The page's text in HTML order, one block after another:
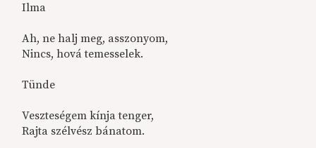
Ilma
Ah, ne halj meg, asszonyom,
Nincs, hová temesselek.
Tünde
Veszteségem kínja tenger,
Rajta szélvész bánatom.